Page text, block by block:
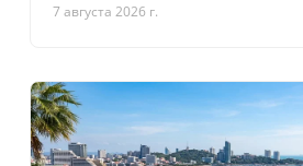
7 августа 2026 г.